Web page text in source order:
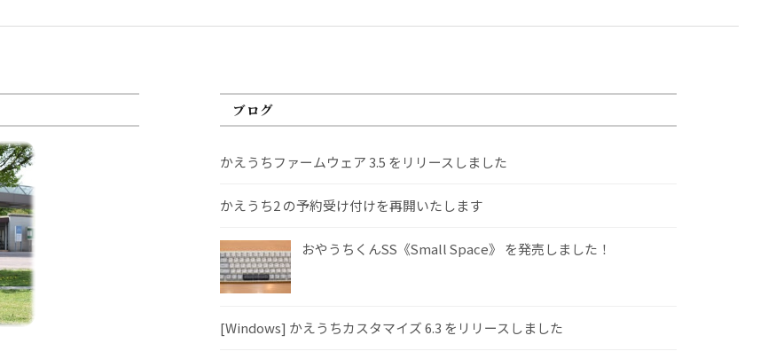
ブログ
かえうちファームウェア 3.5 をリリースしました
かえうち2 の予約受け付けを再開いたします
おやうちくんSS《Small Space》 を発売しました！
[Windows] かえうちカスタマイズ 6.3 をリリースしました